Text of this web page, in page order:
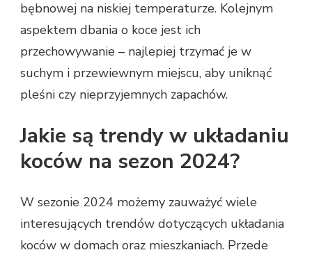
bębnowej na niskiej temperaturze. Kolejnym
aspektem dbania o koce jest ich
przechowywanie – najlepiej trzymać je w
suchym i przewiewnym miejscu, aby uniknąć
pleśni czy nieprzyjemnych zapachów.
Jakie są trendy w układaniu
koców na sezon 2024?
W sezonie 2024 możemy zauważyć wiele
interesujących trendów dotyczących układania
koców w domach oraz mieszkaniach. Przede